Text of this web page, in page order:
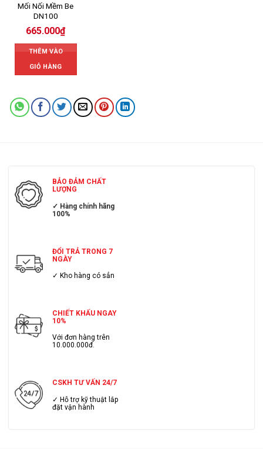
Mối Nối Mềm Be
DN100
665.000₫
THÊM VÀO
GIỎ HÀNG
BẢO ĐẢM CHẤT
LƯỢNG
✓ Hàng chính hãng
100%
ĐỔI TRẢ TRONG 7
NGÀY
✓ Kho hàng có sẳn
CHIẾT KHẤU NGAY
10%
Với đơn hàng trên
10.000.000đ.
CSKH TƯ VẤN 24/7
✓ Hỗ trợ kỹ thuật lắp
đặt vận hành